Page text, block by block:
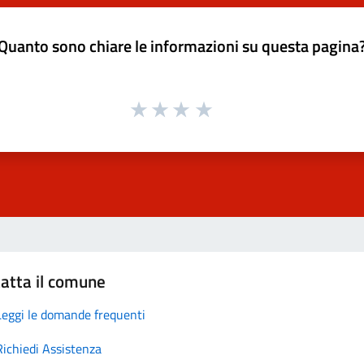
sono chiare le informazioni su questa
il comune
le domande frequenti
Assistenza